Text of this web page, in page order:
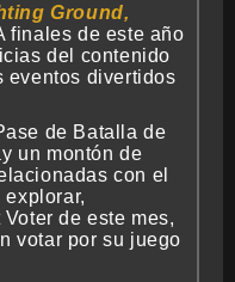
Ground,
finales de este año
del contenido
eventos divertidos
de Batalla de
un montón de
con el
de este mes,
votar por su juego